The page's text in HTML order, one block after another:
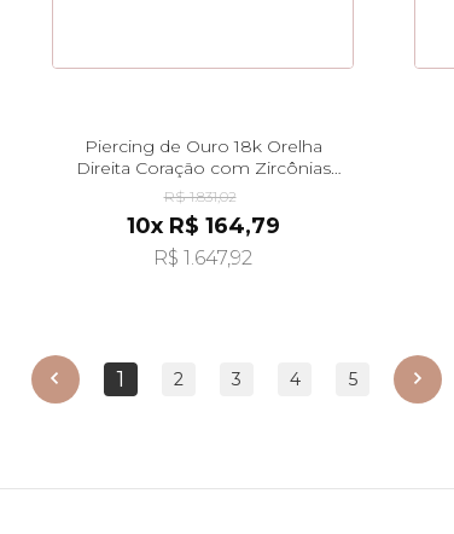
Piercing de Ouro 18k Orelha
Direita Coração com Zircônias
ac07894
R$ 1.831,02
10x R$ 164,79
R$ 1.647,92
anterior 1 2 3 4 5 próximo